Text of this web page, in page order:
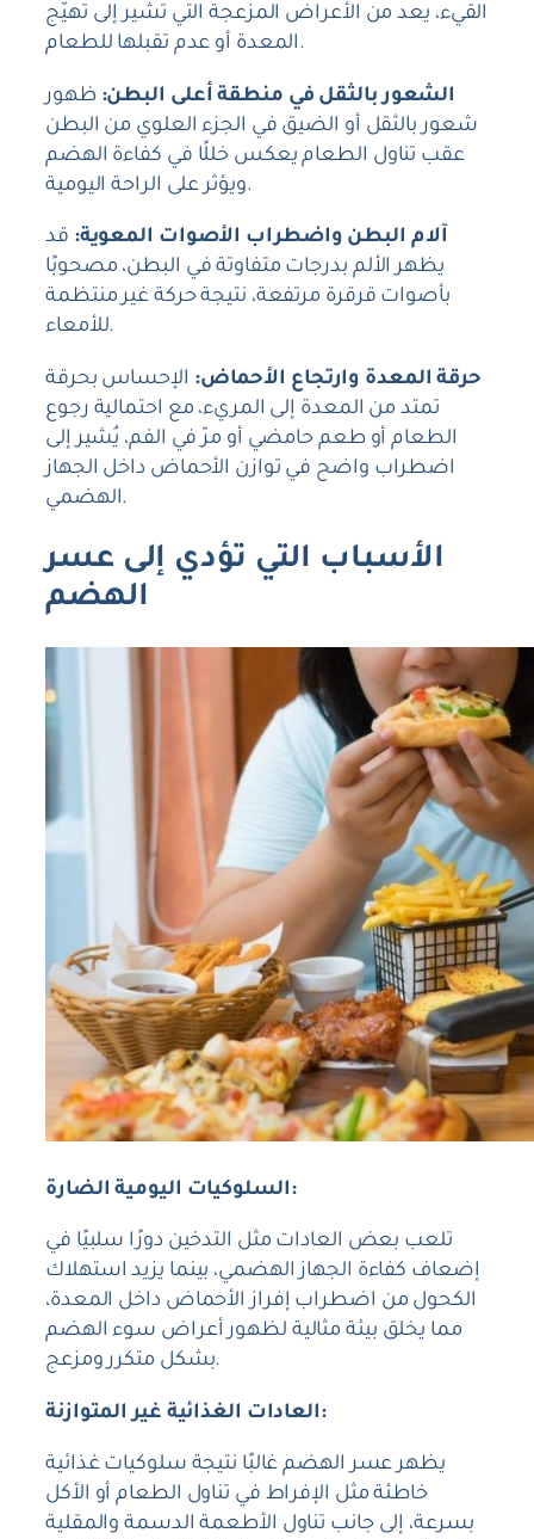
القيء، يعد من الأعراض المزعجة التي تشير إلى تهيّج
المعدة أو عدم تقبلها للطعام.
الشعور بالثقل في منطقة أعلى البطن:ظهور
شعور بالثقل أو الضيق في الجزء العلوي من البطن
عقب تناول الطعام يعكس خللًا في كفاءة الهضم
ويؤثر على الراحة اليومية.
آلام البطن واضطراب الأصوات المعوية: قد
يظهر الألم بدرجات متفاوتة في البطن، مصحوبًا
بأصوات قرقرة مرتفعة، نتيجة حركة غير منتظمة
للأمعاء.
حرقة المعدة وارتجاع الأحماض: الإحساس بحرقة
تمتد من المعدة إلى المريء، مع احتمالية رجوع
الطعام أو طعم حامضي أو مرّ في الفم، يُشير إلى
اضطراب واضح في توازن الأحماض داخل الجهاز
الهضمي.
الأسباب التي تؤدي إلى عسر
الهضم
السلوكيات اليومية الضارة:
تلعب بعض العادات مثل التدخين دورًا سلبيًا في
إضعاف كفاءة الجهاز الهضمي، بينما يزيد استهلاك
الكحول من اضطراب إفراز الأحماض داخل المعدة،
مما يخلق بيئة مثالية لظهور أعراض سوء الهضم
بشكل متكرر ومزعج.
العادات الغذائية غير المتوازنة:
يظهر عسر الهضم غالبًا نتيجة سلوكيات غذائية
خاطئة مثل الإفراط في تناول الطعام أو الأكل
بسرعة، إلى جانب تناول الأطعمة الدسمة والمقلية